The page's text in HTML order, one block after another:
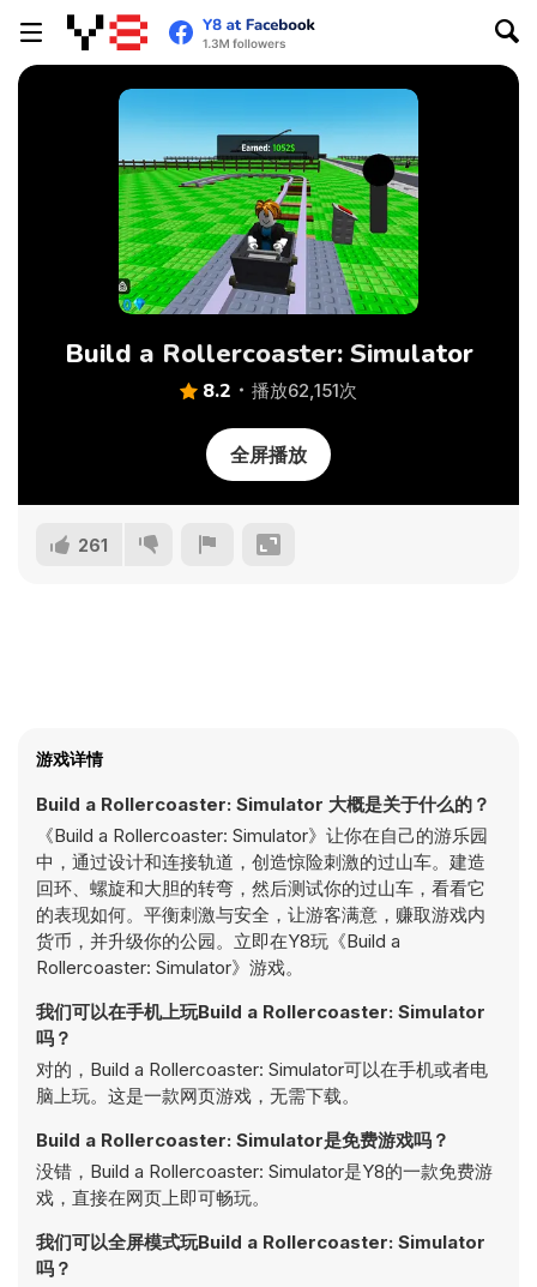
Build a Rollercoaster: Simulator
8.2 播放62,151次
全屏播放
261
游戏详情
Build a Rollercoaster: Simulator 大概是关于什么的？
《Build a Rollercoaster: Simulator》让你在自己的游乐园
中，通过设计和连接轨道，创造惊险刺激的过山车。建造
回环、螺旋和大胆的转弯，然后测试你的过山车，看看它
的表现如何。平衡刺激与安全，让游客满意，赚取游戏内
货币，并升级你的公园。立即在Y8玩《Build a
Rollercoaster: Simulator》游戏。
我们可以在手机上玩Build a Rollercoaster: Simulator
吗？
对的，Build a Rollercoaster: Simulator可以在手机或者电
脑上玩。这是一款网页游戏，无需下载。
Build a Rollercoaster: Simulator是免费游戏吗？
没错，Build a Rollercoaster: Simulator是Y8的一款免费游
戏，直接在网页上即可畅玩。
我们可以全屏模式玩Build a Rollercoaster: Simulator
吗？